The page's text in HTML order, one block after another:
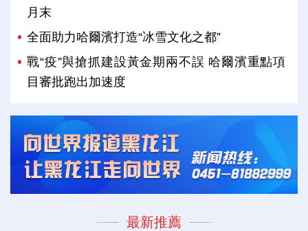
月末
全面助力哈爾濱打造“冰雪文化之都”
戰“疫”與搶抓建設黃金期兩不誤 哈爾濱重點項
目審批跑出加速度
最新推薦